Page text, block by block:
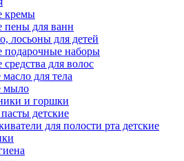
кремы
пены для ванн
лосьоны для детей
подарочные наборы
средства для волос
масло для тела
мыло
и горшки
детские
для полости рта детские